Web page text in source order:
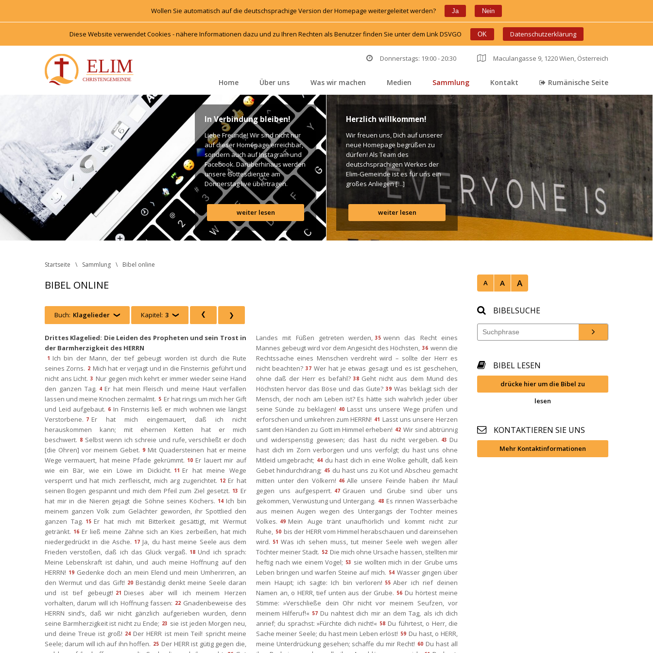
Wollen Sie automatisch auf die deutschsprachige Version der Homepage weitergeleitet werden? Ja Nein
Diese Website verwendet Cookies - nähere Informationen dazu und zu Ihren Rechten als Benutzer finden Sie unter dem Link DSVGO OK Datenschutzerklärung
Donnerstags: 19:00 - 20:30 Maculangasse 9, 1220 Wien, Österreich
Home Über un Was wir machen Medien Sammlung Kontakt Rumänische Seite
In Verbindung bleiben!
Liebe Freunde! Wir sind nicht nur
auf dieser Homepage erreichbar,
ondern auch auf Instagram und
Facebook. Darüberhinaus werden
unsere Gottesdienste am
Donnerstag live übertragen.
Unten findet Ihr dazu alle Links.
Gottes Segen! Live-Übertragung
Gottesdienst: http://ro.elim.at/live
Instagram: http://elim.wien
Facebook:
https://www.facebook.com/elimwien/
weiter lesen
Herzlich willkommen!
Wir freuen uns, Dich auf unserer
neue Homepage begrüßen zu
dürfen! Als Team des
deutschsprachigen Werkes der
Elim-Gemeinde ist es für uns ein
großes Anliegen […]
weiter lesen
Startseite Sammlung Bibel online
BIBEL ONLINE A A A
Buch: Klagelieder Kapitel: 3
Drittes Klagelied: Die Leiden des Propheten und sein Trost in
der Barmherzigkeit des HERRN
1 Ich bin der Mann, der tief gebeugt worden ist durch die Rute
eines Zorns. 2 Mich hat er verjagt und in die Finsternis geführt und
nicht ans Licht. 3 Nur gegen mich kehrt er immer wieder seine Hand
den ganzen Tag. 4 Er hat mein Fleisch und meine Haut verfallen
lassen und meine Knochen zermalmt. 5 Er hat rings um mich her Gift
und Leid aufgebaut. 6 In Finsternis ließ er mich wohnen wie längst
Verstorbene. 7 Er hat mich eingemauert, daß ich nicht
herauskommen kann; mit ehernen Ketten hat er mich
beschwert. 8 Selbst wenn ich schreie und rufe, verschließt er doch
[die Ohren] vor meinem Gebet. 9 Mit Quadersteinen hat er meine
Wege vermauert, hat meine Pfade gekrümmt. 10 Er lauert mir auf
wie ein Bär, wie ein Löwe im Dickicht. 11 Er hat meine Wege
versperrt und hat mich zerfleischt, mich arg zugerichtet. 12 Er hat
einen Bogen gespannt und mich dem Pfeil zum Ziel gesetzt. 13 Er
hat mir in die Nieren gejagt die Söhne seines Köchers. 14 Ich bin
meinem ganzen Volk zum Gelächter geworden, ihr Spottlied den
ganzen Tag. 15 Er hat mich mit Bitterkeit gesättigt, mit Wermut
getränkt. 16 Er ließ meine Zähne sich an Kies zerbeißen, hat mich
niedergedrückt in die Asche. 17 Ja, du hast meine Seele aus dem
Frieden verstoßen, daß ich das Glück vergaß. 18 Und ich sprach:
Meine Lebenskraft ist dahin, und auch meine Hoffnung auf den
HERRN! 19 Gedenke doch an mein Elend und mein Umherirren, an
den Wermut und das Gift! 20 Beständig denkt meine Seele daran
und ist tief gebeugt! 21 Dieses aber will ich meinem Herzen
vorhalten, darum will ich Hoffnung fassen: 22 Gnadenbeweise des
HERRN sind’s, daß wir nicht gänzlich aufgerieben wurden, denn
eine Barmherzigkeit ist nicht zu Ende; 23 ie ist jeden Morgen neu,
und deine Treue ist groß! 24 Der HERR ist mein Teil! spricht meine
Seele; darum will ich auf ihn hoffen. 25 Der HERR ist gütig gegen die,
Landes mit Füßen getreten werden, 35 wenn das Recht eines
Mannes gebeugt wird vor dem Angesicht des Höchsten, 36 wenn die
Rechtssache eines Menschen verdreht wird – sollte der Herr es
nicht beachten? 37 Wer hat je etwas gesagt und es ist geschehen,
ohne daß der Herr es befahl? 38 Geht nicht aus dem Mund des
Höchsten hervor das Böse und das Gute? 39 Was beklagt sich der
Mensch, der noch am Leben ist? Es hätte sich wahrlich jeder über
eine Sünde zu beklagen! 40 Lasst uns unsere Wege prüfen und
erforschen und umkehren zum HERRN! 41 Lasst uns unsere Herzen
amt den Händen zu Gott im Himmel erheben! 42 Wir sind abtrünnig
und widerspenstig gewesen; das hast du nicht vergeben. 43 Du
hast dich im Zorn verborgen und uns verfolgt; du hast uns ohne
Mitleid umgebracht; 44 du hast dich in eine Wolke gehüllt, daß kein
Gebet hindurchdrang; 45 du hast uns zu Kot und Abscheu gemacht
mitten unter den Völkern! 46 Alle unsere Feinde haben ihr Maul
gegen uns aufgesperrt. 47 Grauen und Grube sind über uns
gekommen, Verwüstung und Untergang. 48 Es rinnen Wasserbäche
aus meinen Augen wegen des Untergangs der Tochter meines
Volkes. 49 Mein Auge tränt unaufhörlich und kommt nicht zur
Ruhe, 50 bis der HERR vom Himmel herabschauen und dareinsehen
wird. 51 Was ich sehen muss, tut meiner Seele weh wegen aller
Töchter meiner Stadt. 52 Die mich ohne Ursache hassen, stellten mir
heftig nach wie einem Vogel; 53 ie wollten mich in der Grube ums
Leben bringen und warfen Steine auf mich. 54 Wasser gingen über
mein Haupt; ich sagte: Ich bin verloren! 55 Aber ich rief deinen
Namen an, o HERR, tief unten aus der Grube. 56 Du hörtest meine
Stimme: »Verschließe dein Ohr nicht vor meinem Seufzen, vor
meinem Hilferuf!« 57 Du nahtest dich mir an dem Tag, als ich dich
anrief; du sprachst: »Fürchte dich nicht!« 58 Du führtest, o Herr, die
Sache meiner Seele; du hast mein Leben erlöst! 59 Du hast, o HERR,
meine Unterdrückung gesehen; schaffe du mir Recht! 60 Du hast all
BIBELSUCHE
BIBEL LESEN
drücke hier um die Bibel zu
lesen
KONTAKTIEREN SIE UNS
Mehr Kontaktinformationen